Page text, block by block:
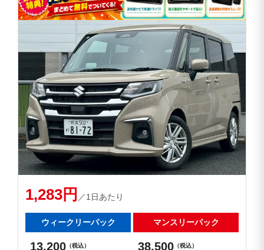
1,283円 ／1日あたり
ウィークリーパック マンスリーパック
13,200 （税込） 38,500 （税込）